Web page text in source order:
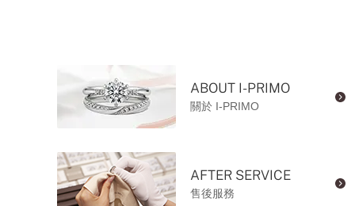
ABOUT I-PRIMO
關於 I-PRIMO
AFTER SERVICE
售後服務